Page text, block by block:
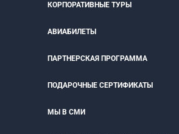
КОРПОРАТИВНЫЕ ТУРЫ
АВИАБИЛЕТЫ
ПАРТНЕРСКАЯ ПРОГРАММА
ПОДАРОЧНЫЕ СЕРТИФИКАТЫ
МЫ В СМИ